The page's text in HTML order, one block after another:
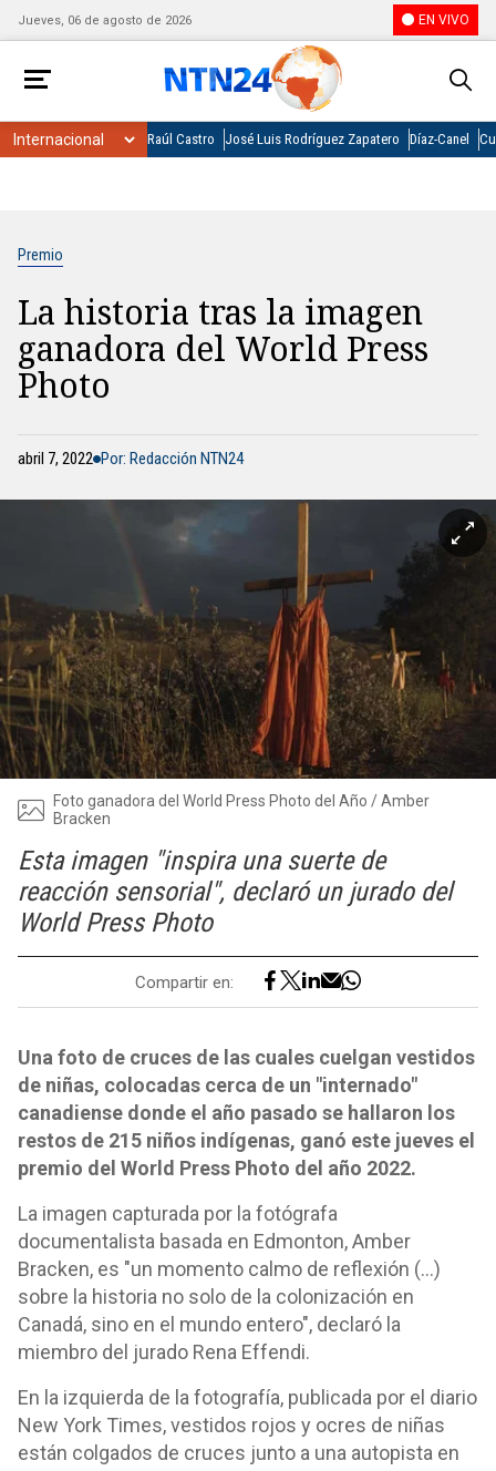
Jueves, 06 de agosto de 2026 EN VIVO
Raúl Castro José Luis Rodríguez Zapatero Díaz-Canel
Premio
La historia tras la imagen
ganadora del World Press
Photo
abril 7, 2022 Por: Redacción NTN24
Foto ganadora del World Press Photo del Año / Amber
Bracken
Esta imagen "inspira una suerte de
reacción sensorial", declaró un jurado del
World Press Photo
Compartir en:
Una foto de cruces de las cuales cuelgan vestidos
de niñas, colocadas cerca de un "internado"
canadiense donde el año pasado se hallaron los
restos de 215 niños indígenas, ganó este jueves el
premio del World Press Photo del año 2022.
La imagen capturada por la fotógrafa
documentalista basada en Edmonton, Amber
Bracken, es "un momento calmo de reflexión (...)
sobre la historia no solo de la colonización en
Canadá, sino en el mundo entero", declaró la
miembro del jurado Rena Effendi.
En la izquierda de la fotografía, publicada por el diario
New York Times, vestidos rojos y ocres de niñas
están colgados de cruces junto a una autopista en